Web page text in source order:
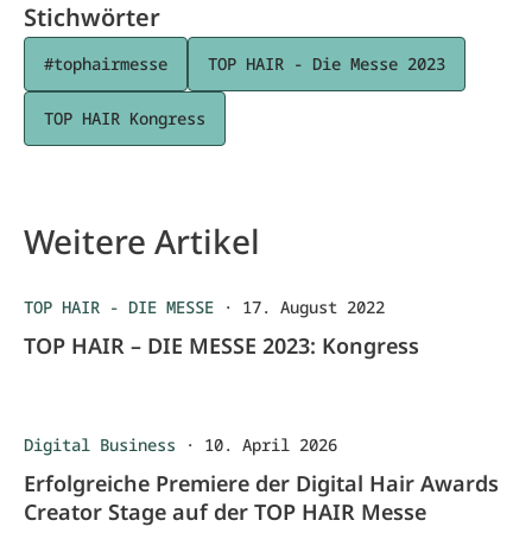
Stichwörter
#tophairmesse TOP HAIR - Die Messe 2023
TOP HAIR Kongress
Weitere Artikel
TOP HAIR - DIE MESSE · 17. August 2022
TOP HAIR – DIE MESSE 2023: Kongress
Digital Business · 10. April 2026
Erfolgreiche Premiere der Digital Hair Awards
Creator Stage auf der TOP HAIR Messe